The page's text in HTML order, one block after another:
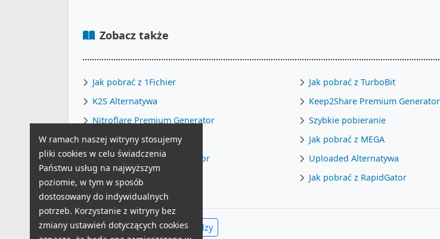
Zobacz także
Jak pobrać z 1Fichier
K2S Alternatywa
Nitroflare Premium Generator
RapidGator Alternatywa
FileJoker Premium Generator
Nitroflare Alternatywa
Jak pobrać z TurboBit
Keep2Share Premium Generator
Szybkie pobieranie
Jak pobrać z MEGA
Uploaded Alternatywa
Jak pobrać z RapidGator
Zobacz całe Centrum Wiedzy
W ramach naszej witryny stosujemy
pliki cookies w celu świadczenia
Państwu usług na najwyższym
poziomie, w tym w sposób
dostosowany do indywidualnych
potrzeb. Korzystanie z witryny bez
zmiany ustawień dotyczących cookies